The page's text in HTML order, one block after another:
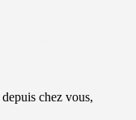
chez vous,